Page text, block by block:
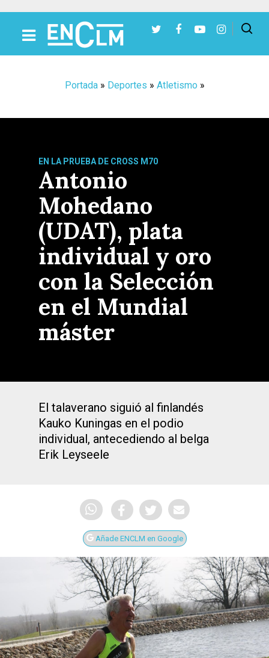
Portada» Deportes » Atletismo »
EN LA PRUEBA DE CROSS M70
Antonio
Mohedano
(UDAT), plata
individual y oro
con la Selección
en el Mundial
máster
El talaverano siguió al finlandés
Kauko Kuningas en el podio
individual, antecediendo al belga
Erik Leyseele
Añade ENCLM en Google